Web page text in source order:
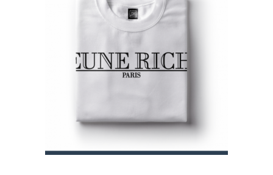
Acheter